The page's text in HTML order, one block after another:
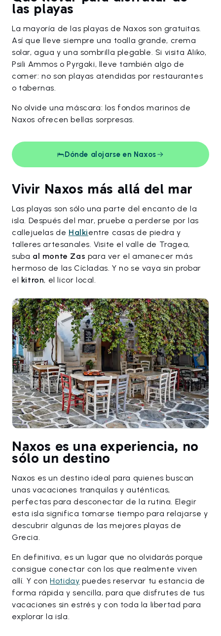
las playas
La mayoría de las playas de Naxos son gratuitas.
Así que lleve siempre una toalla grande, crema
solar, agua y una sombrilla plegable. Si visita Aliko,
Psili Ammos o Pyrgaki, lleve también algo de
comer: no son playas atendidas por restaurantes
o tabernas.
No olvide una máscara: los fondos marinos de
Naxos ofrecen bellas sorpresas.
Dónde alojarse en Naxos
Vivir Naxos más allá del mar
Las playas son sólo una parte del encanto de la
isla. Después del mar, pruebe a perderse por las
callejuelas de Halkientre casas de piedra y
talleres artesanales. Visite el valle de Tragea,
suba al monte Zas para ver el amanecer más
hermoso de las Cícladas. Y no se vaya sin probar
el kitron, el licor local.
Naxos es una experiencia, no
sólo un destino
Naxos es un destino ideal para quienes buscan
unas vacaciones tranquilas y auténticas,
perfectas para desconectar de la rutina. Elegir
esta isla significa tomarse tiempo para relajarse y
descubrir algunas de las mejores playas de
Grecia.
En definitiva, es un lugar que no olvidarás porque
consigue conectar con los que realmente viven
allí. Y conHotiday puedes reservar tu estancia de
forma rápida y sencilla, para que disfrutes de tus
vacaciones sin estrés y con toda la libertad para
explorar la isla.